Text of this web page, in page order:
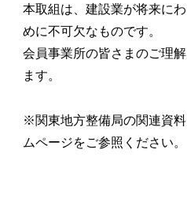
本取組は、建設業が将来に
めに不可欠なものです。
会員事業所の皆さまのご理
ます。
※関東地方整備局の関連資
ムページをご参照ください。